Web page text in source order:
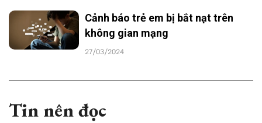
Cảnh báo trẻ em bị bắt nạt trên
không gian mạng
27/03/2024
Tin nên đọc